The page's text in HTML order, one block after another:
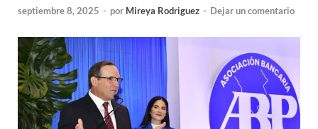
septiembre 8, 2025 - por Mireya Rodriguez - Dejar un comentario